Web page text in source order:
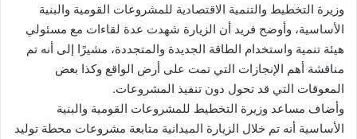
وزيرة التخطيط والتنمية الاقتصادية للمشروعات القومية والبنية
الأساسية، وأوضح فريد أن الزيارة شهدت عدة لقاءات مع مسئولي
هيئة تنمية واستخدام الطاقة الجديدة والمتجددة، مشيرًا إلى أنه تم
مناقشة أهم الإنجازات التي تمت على أرض الواقع وكذا بعض
المعوقات التي قد تحول دون تنفيذ المشروعات.
وأضاف مساعد وزيرة التخطيط للمشروعات القومية والبنية
الأساسية أنه تم خلال الزيارة الميدانية متابعة مشروعات محطة توليد